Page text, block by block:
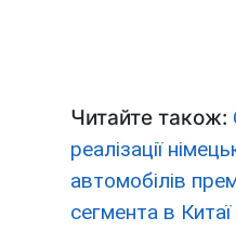
Читайте також:
реалізації
автомобілів
сегмента в